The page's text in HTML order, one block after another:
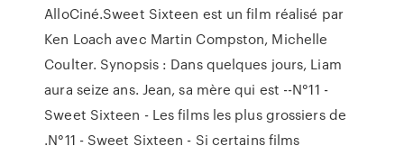
AlloCiné.Sweet Sixteen est un film réalisé par
Ken Loach avec Martin Compston, Michelle
Coulter. Synopsis : Dans quelques jours, Liam
aura seize ans. Jean, sa mère qui est --N°11 -
Sweet Sixteen - Les films les plus grossiers de
.N°11 - Sweet Sixteen - Si certains films